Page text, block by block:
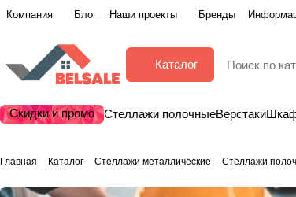
Компания Блог Наши проекты Бренды
Каталог
Скидки и промо Стеллажи полочныеВерстаки
Главная Каталог Стеллажи металлические Стеллажи